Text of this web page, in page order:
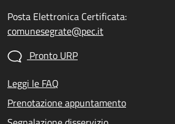
Posta Elettronica Certificata:
comunesegrate@pec.it
Pronto URP
Leggi le FAQ
Prenotazione appuntamento